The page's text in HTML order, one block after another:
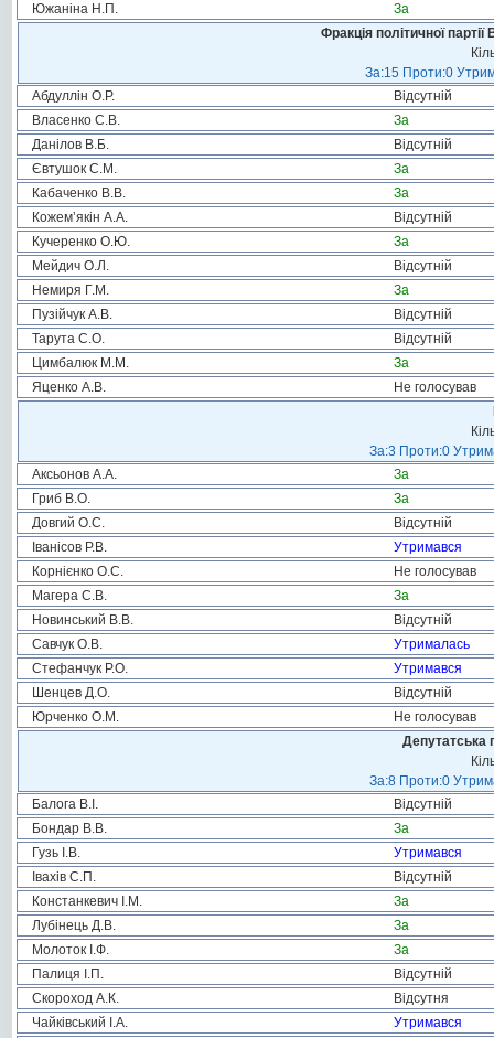
Южаніна Н.П.
За
Фракція політичної
За:15 Проти:0
Абдуллін О.Р.
Відсутній
Власенко С.В.
За
Данілов В.Б.
Відсутній
Євтушок С.М.
За
Кабаченко В.В.
За
Кожем’якін А.А.
Відсутній
Кучеренко О.Ю.
За
Мейдич О.Л.
Відсутній
Немиря Г.М.
За
Пузійчук А.В.
Відсутній
Тарута С.О.
Відсутній
Цимбалюк М.М.
За
Яценко А.В.
Не голосував
За:3 Проти:0
Аксьонов А.А.
За
Гриб В.О.
За
Довгий О.С.
Відсутній
Іванісов Р.В.
Утримався
Корнієнко О.С.
Не голосував
Магера С.В.
За
Новинський В.В.
Відсутній
Савчук О.В.
Утрималась
Стефанчук Р.О.
Утримався
Шенцев Д.О.
Відсутній
Юрченко О.М.
Не голосував
Депутатська
За:8 Проти:0
Балога В.І.
Відсутній
Бондар В.В.
За
Гузь І.В.
Утримався
Івахів С.П.
Відсутній
Констанкевич І.М.
За
Лубінець Д.В.
За
Молоток І.Ф.
За
Палиця І.П.
Відсутній
Скороход А.К.
Відсутня
Чайківський І.А.
Утримався